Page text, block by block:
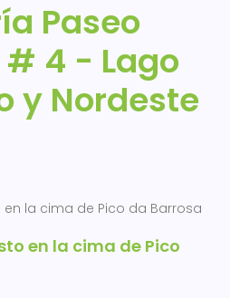
Paseo
# 4 - Lago
y Nordeste
en la cima de Pico